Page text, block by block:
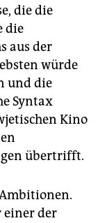
die die
die
aus der
würde
und die
Syntax
Kino
übertrifft.
einer der